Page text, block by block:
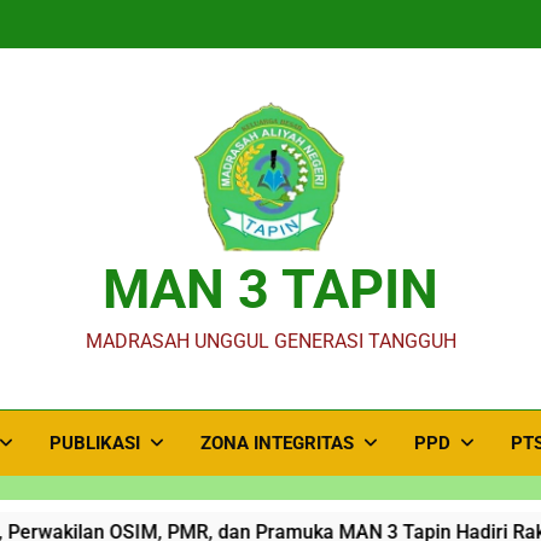
MAN 3 TAPIN
MADRASAH UNGGUL GENERASI TANGGUH
PUBLIKASI ZONA INTEGRITAS PPD
OSIM, PMR, dan Pramuka MAN 3 Tapin Hadiri Rakor